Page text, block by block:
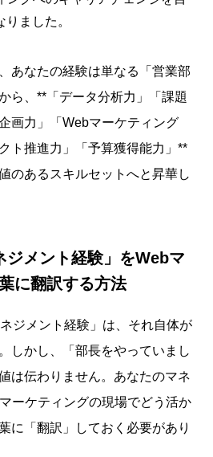
ました。
あなたの経験は単なる「営業部
ら、**「データ分析力」「課題
画力」「Webマーケティング
ト推進力」「予算獲得能力」**
のあるスキルセットへと昇華し
ジメント経験」をWebマ
に翻訳する方法
ジメント経験」は、それ自体が
しかし、「部長をやっていまし
は伝わりません。あなたのマネ
ーケティングの現場でどう活か
に「翻訳」しておく必要があり